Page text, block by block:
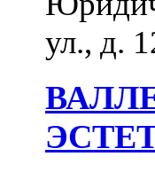
ул., д.